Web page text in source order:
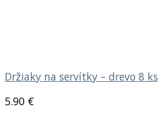
Držiaky na servítky – drevo 8 ks
5.90 €